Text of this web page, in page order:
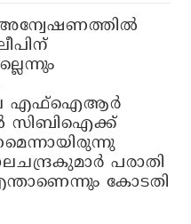
അന്വേഷണത്തില്‍
എഫ്‌ഐആര്‍
സിബിഐക്ക്
പരാതി
കോടതി